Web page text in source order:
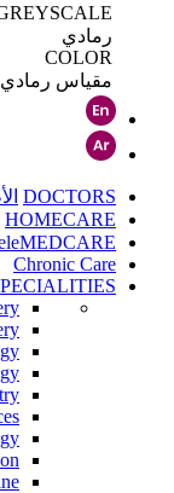
رمادي
COLOR
مقياس رمادي
DOCTORS
HOMECARE
Chronic Care